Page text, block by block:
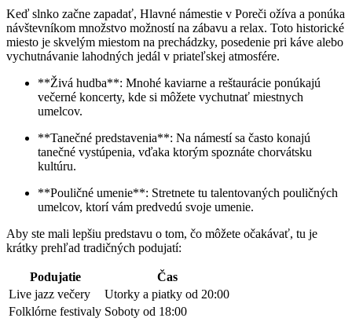
Keď slnko začne zapadať, Hlavné námestie v Poreči ožíva a ponúka
návštevníkom množstvo možností na zábavu a relax. Toto historické
miesto je skvelým miestom na prechádzky, posedenie pri káve alebo
vychutnávanie lahodných jedál v priateľskej atmosfére.
**Živá hudba**: Mnohé kaviarne a reštaurácie ponúkajú
večerné koncerty, kde si môžete vychutnať miestnych
umelcov.
**Tanečné predstavenia**: Na námestí sa často konajú
tanečné vystúpenia, vďaka ktorým spoznáte chorvátsku
kultúru.
**Pouličné umenie**: Stretnete tu talentovaných pouličných
umelcov, ktorí vám predvedú svoje umenie.
Aby ste mali lepšiu predstavu o tom, čo môžete očakávať, tu je
krátky prehľad tradičných podujatí:
Podujatie
Čas
Live jazz večery
Utorky a piatky od 20:00
Folklórne festivaly Soboty od 18:00